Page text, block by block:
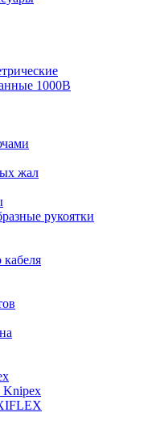
1000В
жал
рукоятки
Knipex